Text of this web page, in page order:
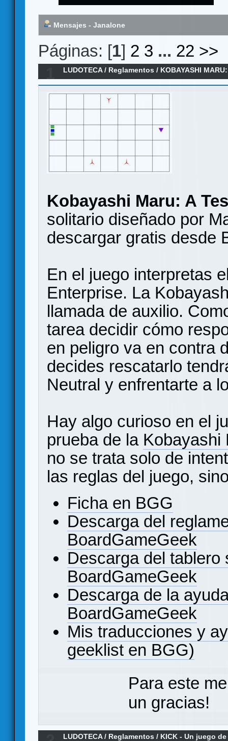
Mensajes - Janalone
Páginas: [1] 2 3 ... 22 >>
LUDOTECA/ Reglamentos / KOBAYASHI
Reglamento en español
Kobayashi Maru: A
solitario diseñado por
descargar gratis desde
En el juego interpretas
Enterprise. La
llamada de auxilio.
tarea decidir cómo
en peligro va en contra
decides rescatarlo
Neutral y enfrentarte a
Hay algo curioso en el
prueba de la Kobayashi
no se trata solo de
las reglas del juego,
Ficha en BGG
Descarga del
BoardGameGeek
Descarga del tablero
BoardGameGeek
Descarga de la
BoardGameGeek
Mis traducciones y
geeklist en BGG)
Para este
un gracias!
LUDOTECA/ Reglamentos / KICK - Un juego